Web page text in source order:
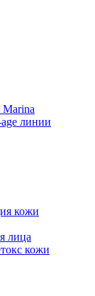
линии
кожи
лица
кожи